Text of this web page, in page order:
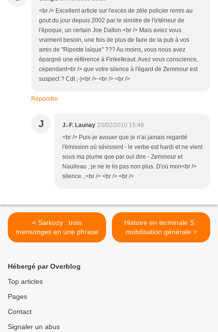
<br /> Excellent article sur l'excès de zèle policier remis au
gout du jour depuis 2002 par le sinistre de l'intérieur de
l'époque, un certain Joe Dalton.<br /> Mais aviez vous
vraiment besoin, une fois de plus de faire de la pub à vos
amis de "Riposte laïque" ??? Au moins, vous nous avez
épargné une référence à Finkelkraut. Avez vous conscience,
cependant<br /> que votre silence à l'égard de Zemmour est
suspect ? Cdt ;-)<br /> <br /> <br />
Répondre
J J.-F. Launay 20/02/2010 15:46
<br /> Puis-je avouer que je n'ai jamais regardé
l'émission où sévissent - le verbe est hardi et ne vient
sous ma plume que par ouï dire - Zemmour et
Naulleau ; je ne le lis pas non plus. D'où mon<br />
silence...<br /> <br /> <br />
< Sarkozy : trois
mensonges en une phrase
Histoire en terminale S :
mobilisation générale >
Hébergé par Overblog
Top articles
Pages
Contact
Signaler un abus